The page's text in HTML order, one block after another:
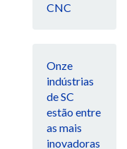
CNC
Onze
indústrias
de SC
estão entre
as mais
inovadoras